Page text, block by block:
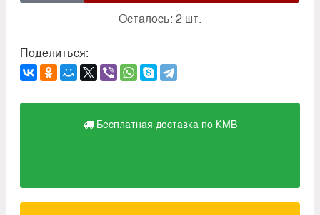
Осталось: 2 шт.
Поделиться:
Бесплатная доставка по КМВ